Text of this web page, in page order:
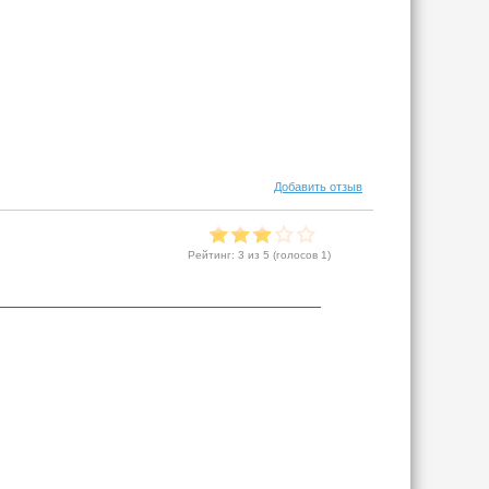
Добавить отзыв
Рейтинг: 3 из 5 (голосов 1)